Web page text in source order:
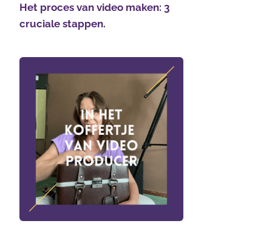
Het proces van video maken: 3
cruciale stappen.